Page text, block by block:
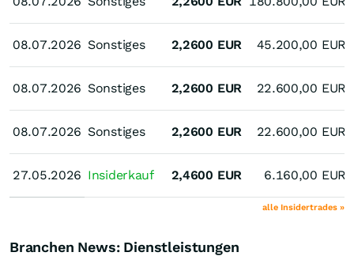
08.07.2026
08.07.2026
08.07.2026
27.05.2026
08.07.2026 Sonstiges 2,2600 EUR 45.200,00 EUR
08.07.2026 Sonstiges 2,2600 EUR 22.600,00 EUR
08.07.2026 Sonstiges 2,2600 EUR 22.600,00 EUR
27.05.2026 Insiderkauf 2,4600 EUR 6.160,00 EUR
alle Insidertrades »
Branchen News: Dienstleistungen